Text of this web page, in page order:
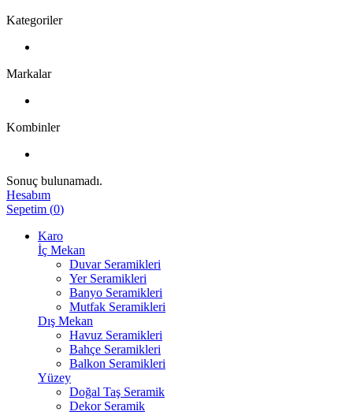
Kategoriler
Markalar
Kombinler
Sonuç bulunamadı.
Hesabım
Sepetim (0)
Karo
İç Mekan
Duvar Seramikleri
Yer Seramikleri
Banyo Seramikleri
Mutfak Seramikleri
Dış Mekan
Havuz Seramikleri
Bahçe Seramikleri
Balkon Seramikleri
Yüzey
Doğal Taş Seramik
Dekor Seramik